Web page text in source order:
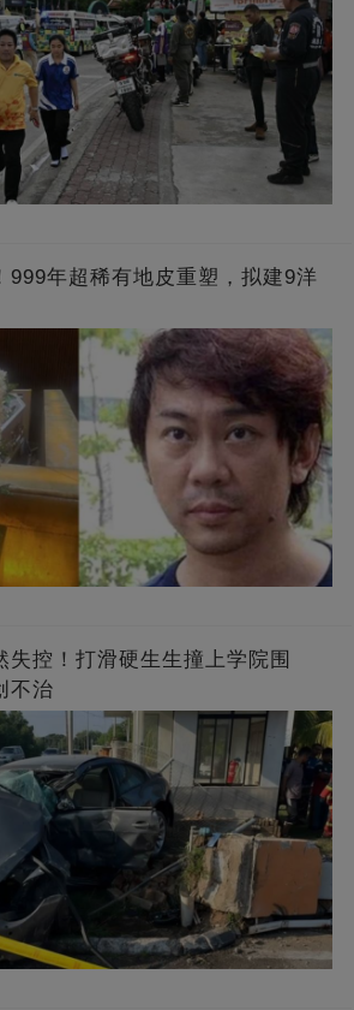
999年超稀有地皮重塑，拟建9洋
失控！打滑硬生生撞上学院围
不治